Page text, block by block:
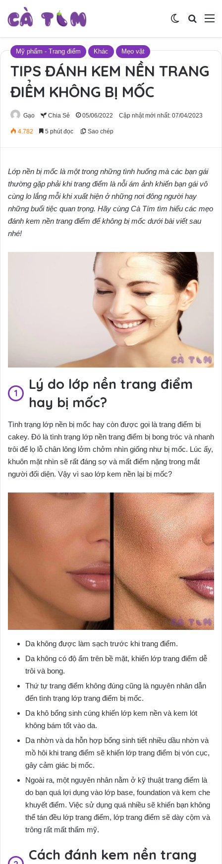
Tìm
Switch skin
Mỹ phẩm - Trang điểm Khác Mẹo vặt
TIPS ĐÁNH KEM NỀN TRANG
ĐIỂM KHÔNG BỊ MỐC
Gạo Chia Sẻ 05/06/2022 Cập nhật mới nhất: 07/04/2023
4.782 5 phút đọc Sao chép
Lớp nền bị mốc là một trong những tình huống mà các bạn gái
thường gặp phải khi trang điểm là nỗi ám ảnh khiến bạn gái vô
cùng lo lắng mỗi khi xuất hiện ở những nơi đông người hay
những buổi tiệc quan trọng. Hãy cùng Cà Tím tìm hiểu các mẹo
đánh kem nền trang điểm để không bị mốc dưới bài viết sau
nhé!
Lý do lớp nền trang điểm
hay bị mốc?
Tình trạng lớp nền bị mốc hay còn được gọi là trang điểm bị
cakey. Đó là tình trạng lớp nền trang điểm bị bong tróc và nhanh
trôi để lọ lỗ chân lông lởm chởm nhìn giống như bị mốc. Lúc ấy,
khuôn mặt nhìn sẽ rất đáng sợ và mất điểm nặng trong mắt
người đối diện. Vậy vì sao lớp kem nền lại bị mốc?
Da không được làm sạch trước khi trang điểm.
Da không có độ ẩm trên bề mặt, khiến lớp trang điểm dễ
trôi và bong.
Thứ tự trang điểm không đúng cũng là nguyên nhân dẫn
đến tình trạng lớp trang điểm bị mốc.
Da khô bổng sinh cúng khiến lớp kem nền và kem lót
không bám tốt vào da.
Da nhờn và da hỗn hợp bổng sinh tiết nhiều dầu nhờn và
mồ hôi khi trang điểm sẽ khiến lớp trang điểm bị vón cục,
gây cảm giác bị mốc.
Ngoài ra, một nguyên nhân nằm ở kỹ thuật trang điểm là
do bạn quá lợi dụng vào lớp base, foundation và kem che
khuyết điểm. Việc sử dụng quá nhiều sẽ khiến bạn không
thể tán đều lớp trang điểm, lớp trang điểm sẽ dày cộm và
trông rất mất thẩm mỹ.
Cách đánh kem nền trang